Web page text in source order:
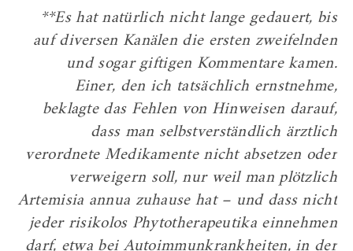
**Es hat natürlich nicht lange gedauert, bis
auf diversen Kanälen die ersten zweifelnden
und sogar giftigen Kommentare kamen.
Einer, den ich tatsächlich ernstnehme,
beklagte das Fehlen von Hinweisen darauf,
dass man selbstverständlich ärztlich
verordnete Medikamente nicht absetzen oder
verweigern soll, nur weil man plötzlich
Artemisia annua zuhause hat – und dass nicht
jeder risikolos Phytotherapeutika einnehmen